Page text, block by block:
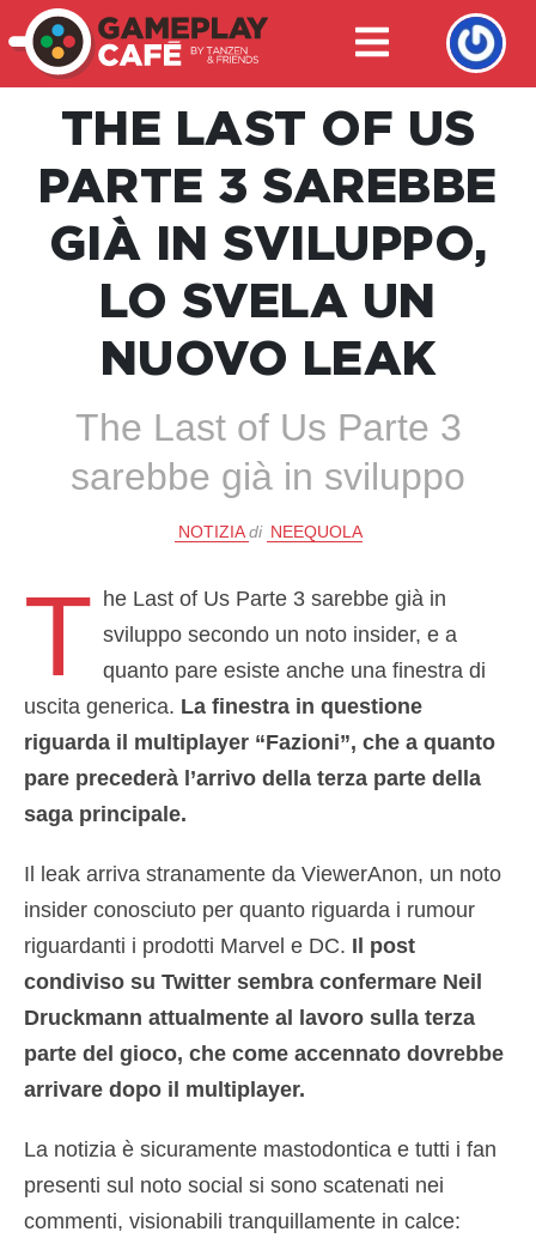
THE LAST OF US
PARTE 3 SAREBBE
GIÀ IN SVILUPPO,
LO SVELA UN
NUOVO LEAK
The Last of Us Parte 3
sarebbe già in sviluppo
NOTIZIA di NEEQUOLA
T he Last of Us Parte 3 sarebbe già in
sviluppo secondo un noto insider, e a
quanto pare esiste anche una finestra di
uscita generica. La finestra in questione
riguarda il multiplayer “Fazioni”, che a quanto
pare precederà l’arrivo della terza parte della
saga principale.
Il leak arriva stranamente da ViewerAnon, un noto
insider conosciuto per quanto riguarda i rumour
riguardanti i prodotti Marvel e DC. Il post
condiviso su Twitter sembra confermare Neil
Druckmann attualmente al lavoro sulla terza
parte del gioco, che come accennato dovrebbe
arrivare dopo il multiplayer.
La notizia è sicuramente mastodontica e tutti i fan
presenti sul noto social si sono scatenati nei
commenti, visionabili tranquillamente in calce: